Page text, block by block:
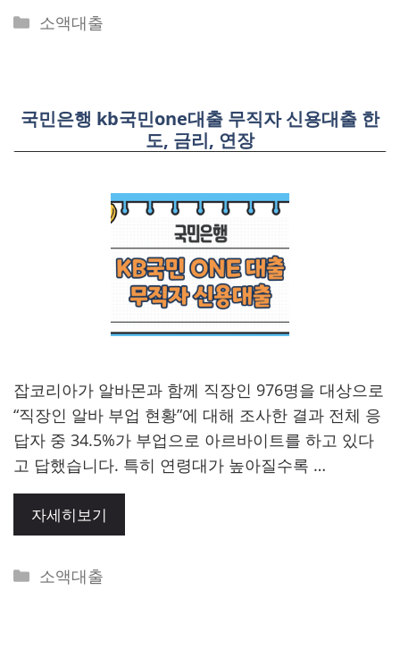
Categories
소액대출
국민은행 kb국민one대출 무직자 신용대출 한
도, 금리, 연장
잡코리아가 알바몬과 함께 직장인 976명을 대상으로
“직장인 알바 부업 현황”에 대해 조사한 결과 전체 응
답자 중 34.5%가 부업으로 아르바이트를 하고 있다
고 답했습니다. 특히 연령대가 높아질수록 …
자세히보기
Categories
소액대출